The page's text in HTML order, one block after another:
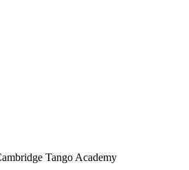
Tango Academy